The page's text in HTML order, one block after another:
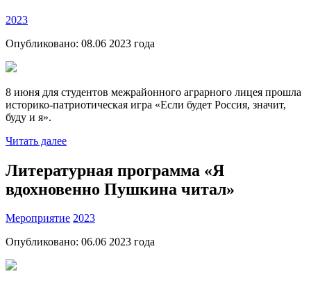
2023
Опубликовано: 08.06 2023 года
8 июня для студентов межрайонного аграрного лицея прошла
историко-патриотическая игра «Если будет Россия, значит,
буду и я».
Читать далее
Литературная программа «Я
вдохновенно Пушкина читал»
Мероприятие 2023
Опубликовано: 06.06 2023 года